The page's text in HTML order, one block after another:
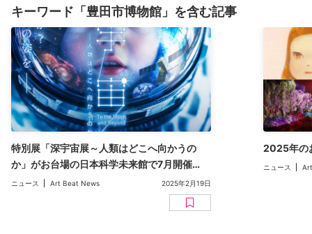
キーワード「豊田市博物館」を含む記事
特別展「深宇宙展～人類はどこへ向かうの
か」がお台場の日本科学未来館で7月開催
へ。宇宙探査・開発の最前線を一堂に紹介
ニュース Art Beat News 2025年2月19日
2025年の
ニュース